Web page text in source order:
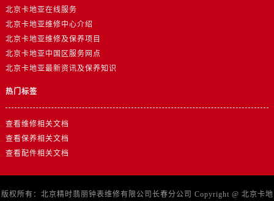
北京卡地亚在线服务
北京卡地亚维修中心介绍
北京卡地亚维修及保养项目
北京卡地亚中国区服务网点
北京卡地亚最新资讯及保养知识
热门标签
查看维修相关文档
查看保养相关文档
查看配件相关文档
版权所有：北京精时翡丽钟表维修有限公司长春分公司 Copyright @ 北京卡地